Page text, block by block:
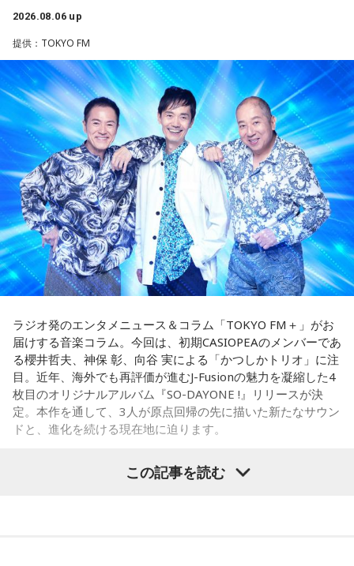
てくださいね。
■監修者プロフィール：月野さやか（つきの・さやか）
東京・池袋占い館セレーネ所属。元野村證券トップセールス
という異色の経歴を持つ占星術師。自身の人生の転機をきっ
かけにホロスコープと出会い、星よみによる人生プロデュー
スの道へ。著書『山芋シンデレラ』。経営者から個人まで幅
広くサポートしている。
Webサイト：https://selene-uranai.com/
YouTube：https://www.youtube.com/@ataru-uranai
【8位】乙女座（おとめ座）
「ちゃんとしなきゃ」を少し緩めると、毎日がもっと楽しく
続けられる方法を探してみて。仕事のやり方を変えるのもお
すすめ。今日は一つだけ「やらなくていいこと」を決めてみ
ましょう。
【9位】牡牛座（おうし座）
いつもの安心感から少しだけ外へ出てみると、新しい楽しみ
が見つかりそう。大きく変える必要はありません。「ちょっ
と気になる」を試してみるくらいで十分です。今日は行って
みたいお店や場所を一つ探して、誰かを誘ってみてくださ
い。
【10位】蟹座（かに座）
周りを喜ばせることに一生懸命になりすぎて、自分の楽しみ
を忘れていないか確認したい日。今日は誰かのためではなく
の小さなご褒美時間を作ると心が整いそうです。
【11位】山羊座（やぎ座）
頑張ることが当たり前になっているなら、今日は少し力を抜
いてみて。成果を出すことだけが人生の豊かさではありませ
ん。楽しい、心地いいという感覚を取り戻すことで次の流れ
が見えてきます。今日は仕事を早めに切り上げて好きなこと
ルなサウンドへ原点回帰した、かつしかトリオ渾身のニュー
アルバムとなっています。
アルバムタイトルのきっかけとなったのは、あるコンサート
での出来事。演奏後のMCで、メンバーとファンが「やっぱり
J-Fusionは良いよね」という思いを分かち合うなかで生まれた
言葉が、「SO-DAYONE !（そうだよね！）」でした。この言
葉から着想を得た向谷 実を中心に制作が進められ、短期間で
アルバムの骨格が作り上げられていきました。
レコーディングでは、メンバーがそれぞれの演奏環境で個別
に収録する手法を採用。各パートを緻密に構築することで、
フュージョンならではの精密なアレンジと、3人それぞれの個
性が際立つ強固なアンサンブルを実現しています。制作を進
めるなかでは、かつしかトリオにとっても多くの新たな発見
や気づきが生まれ、それらが楽曲をさらに発展させる原動力
となっていきます。メンバーそれぞれが培ってきた経験と感
性を持ち寄りながら、これまでにないアプローチにも向き合
ったことで、3人の新たな可能性を感じさせる作品へと仕上が
っています。
◆多彩な楽曲が描き出す、旅のようなアルバム体験
収録曲には、疾走感あふれる「Twilight Run」、軽快なカッ
ティングが印象的なタイトル曲「SO-DAYONE !」、スリリン
Express」など、かつしかトリオの魅力を存分に味わえる楽
2026.08.06 up
提供：TOKYO FM
ラジオ発のエンタメニュース＆コラム「TOKYO FM＋」がお
届けする音楽コラム。今回は、初期CASIOPEAのメンバーであ
る櫻井哲夫、神保 彰、向谷 実による「かつしかトリオ」に注
目。近年、海外でも再評価が進むJ-Fusionの魅力を凝縮した4
枚目のオリジナルアルバム『SO-DAYONE !』リリースが決
定。本作を通して、3人が原点回帰の先に描いた新たなサウン
ドと、進化を続ける現在地に迫ります。
この記事を読む